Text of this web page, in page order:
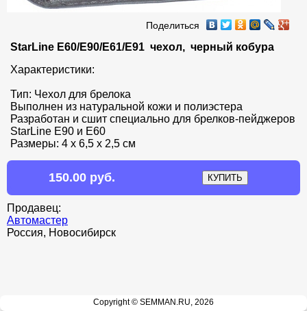
Поделиться
StarLine E60/E90/Е61/Е91  чехол,  черный кобура
Характеристики:
Тип: Чехол для брелока
Выполнен из натуральной кожи и полиэстера
Разработан и сшит специально для брелков-пейджеров
StarLine E90 и E60
Размеры: 4 х 6,5 х 2,5 см
150.00 руб.
Продавец:
Автомастер
Россия, Новосибирск
Copyright © SEMMAN.RU, 2026